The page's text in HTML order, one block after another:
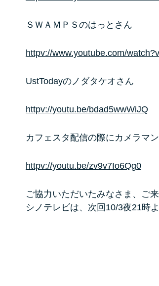
ＳＷＡＭＰＳのはっとさん
httpv://www.youtube.com/
UstTodayのノダタケオさん
httpv://youtu.be/bdad5wwWiJQ
カフェスタ配信の際にカメラマ
httpv://youtu.be/zv9v7Io6Qg0
ご協力いただいたみなさま、ご
シノテレビは、次回10/3夜21時